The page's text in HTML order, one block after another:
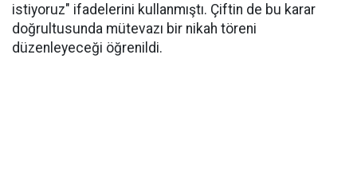
istiyoruz" ifadelerini kullanmıştı. Çiftin de bu karar
doğrultusunda mütevazı bir nikah töreni
düzenleyeceği öğrenildi.